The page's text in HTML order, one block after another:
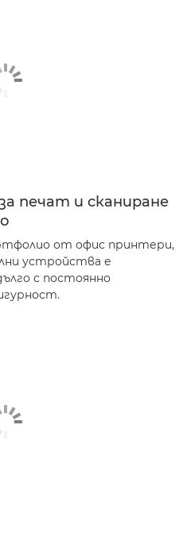
печат и сканиране
от офис принтери,
устройства е
с постоянно